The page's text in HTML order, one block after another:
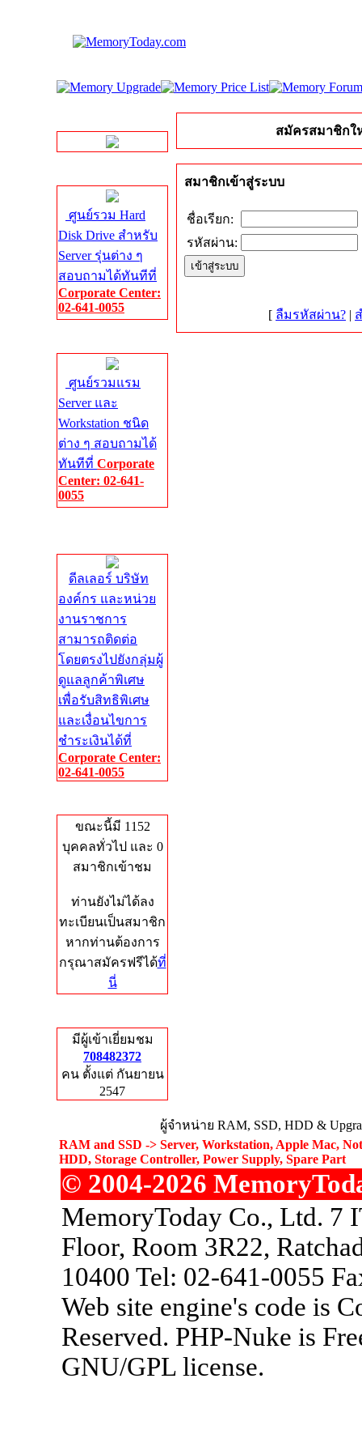
ศูนย์รวม Hard
Disk Drive สำหรับ
Server รุ่นต่าง ๆ
สอบถามได้ทันทีที่
Corporate Center:
02-641-0055
ศูนย์รวมแรม
Server และ
Workstation ชนิด
ต่าง ๆ สอบถามได้
ทันทีที่ Corporate
Center: 02-641-
0055
ดีลเลอร์ บริษัท
องค์กร และหน่วย
งานราชการ
สามารถติดต่อ
โดยตรงไปยังกลุ่มผู้
ดูแลลูกค้าพิเศษ
เพื่อรับสิทธิพิเศษ
และเงื่อนไขการ
ชำระเงินได้ที่
Corporate Center:
02-641-0055
ขณะนี้มี 1152
บุคคลทั่วไป และ 0
สมาชิกเข้าชม
ท่านยังไม่ได้ลง
ทะเบียนเป็นสมาชิก
หากท่านต้องการ
กรุณาสมัครฟรีได้ที่
นี่
มีผู้เข้าเยี่ยมชม
708482372
คน ตั้งแต่ กันยายน
2547
สมัครสมาชิกใ
สมาชิกเข้าสู่ระบบ
ชื่อเรียก:
รหัสผ่าน:
[ ลืมรหัสผ่าน? |
ผู้จำหน่าย RAM, SSD, HDD &
RAM and SSD -> Server, Workstation, Apple Mac,
HDD, Storage Controller, Power Supply, Spare Part
© 2004-2026
MemoryToday Co., Ltd. 7
Floor, Room 3R22,
10400 Tel: 02-641-0055
Web site engine's code is
Reserved. PHP-Nuke is
GNU/GPL license.